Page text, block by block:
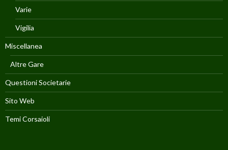
Varie
Vigilia
Miscellanea
Altre Gare
Questioni Societarie
Sito Web
Temi Corsaioli